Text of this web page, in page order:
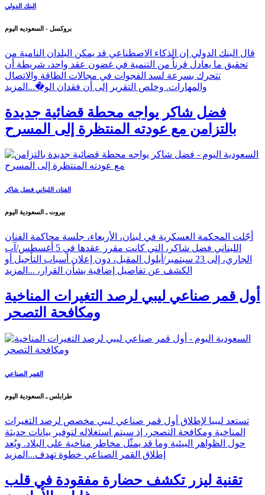
البنك الدولي
بروكسل - السعوديه اليوم
قال البنك الدولي إن الذكاء الاصطناعي قد يمكن البلدان النامية من
تحقيق ما يعادل قرناً من التنمية في غضون عقد واحد، شريطة أن
تتحرك بسرعة لسد الفجوات في مجالات الطاقة والاتصال
والمهارات. وخلص التقرير إلى أن فقدان الو�... المزيد
فضل شاكر يواجه محطة قضائية جديدة
بالتزامن مع عودته المنتظرة إلى المسرح
الفنان اللبناني فضل شاكر
بيروت ـ السعودية اليوم
أجّلت المحكمة العسكرية في لبنان، الأربعاء، جلسة محاكمة الفنان
اللبناني فضل شاكر، التي كانت مقرر عقدها في 5 أغسطس/آب
الجاري، إلى 23 سبتمبر/أيلول المقبل، دون إعلان أسباب التأجيل أو
الكشف عن تفاصيل إضافية بشأن القرار، ... المزيد
أول قمر صناعي ليبي لرصد التغيرات المناخية
ومكافحة التصحر
القمر الصناعي
طرابلس ـ السعودية اليوم
تستعد ليبيا لإطلاق أول قمر صناعي ليبي مخصص لرصد التغيرات
المناخية ومكافحة التصحر، إذ سيتم استغلاله لتوفير بيانات حديثة
حول الظواهر البيئية وما قد يمثّل مخاطر مناخية على البلاد. ويُعد
إطلاق القمر الصناعي خطوة تهدف... المزيد
تقنية ليزر تكشف حضارة مفقودة في قلب